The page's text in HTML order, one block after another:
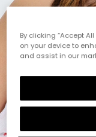
By clicking “Accept
on your device to
and assist in our